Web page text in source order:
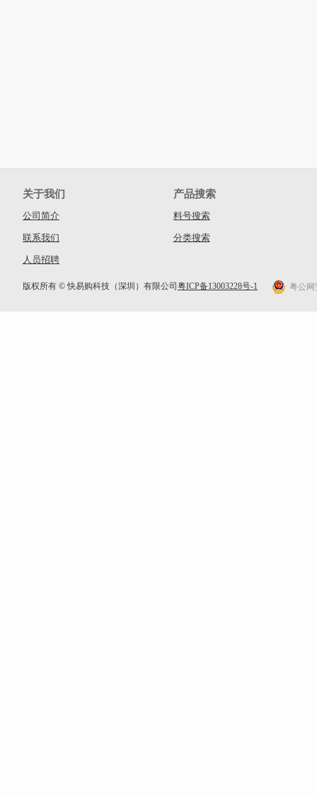
关于我们
公司简介
联系我们
人员招聘
产品搜索
料号搜索
分类搜索
版权所有 © 快易购科技（深圳）有限公司 粤ICP备13003228号-1 粤公网